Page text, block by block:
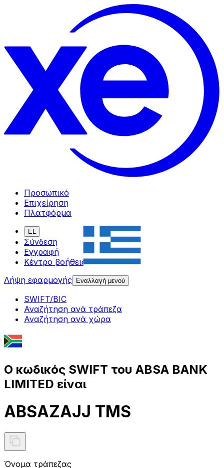
Προσωπικό
Επιχείρηση
Πλατφόρμα
EL
Σύνδεση
Εγγραφή
Κέντρο βοήθειας
Λήψη εφαρμογής
Εναλλαγή μενού
SWIFT/BIC
Αναζήτηση ανά τράπεζα
Αναζήτηση ανά χώρα
Ο κωδικός SWIFT του ABSA BANK
LIMITED είναι
ABSAZAJJ TMS
Όνομα τράπεζας